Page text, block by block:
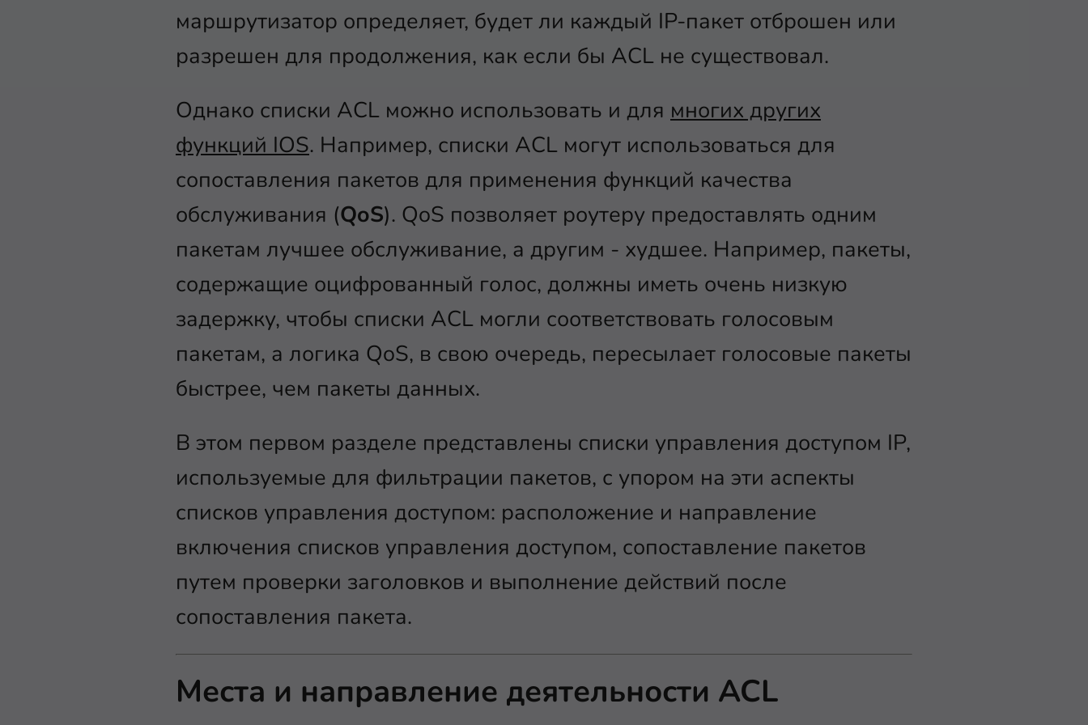
маршрутизатор определяет, будет ли каждый IP-пакет отброшен или
разрешен для продолжения, как если бы ACL не существовал.
Однако списки ACL можно использовать и для многих других
функций IOS. Например, списки ACL могут использоваться для
сопоставления пакетов для применения функций качества
обслуживания (QoS). QoS позволяет роутеру предоставлять одним
пакетам лучшее обслуживание, а другим - худшее. Например, пакеты,
содержащие оцифрованный голос, должны иметь очень низкую
задержку, чтобы списки ACL могли соответствовать голосовым
пакетам, а логика QoS, в свою очередь, пересылает голосовые пакеты
быстрее, чем пакеты данных.
В этом первом разделе представлены списки управления доступом IP,
используемые для фильтрации пакетов, с упором на эти аспекты
списков управления доступом: расположение и направление
включения списков управления доступом, сопоставление пакетов
путем проверки заголовков и выполнение действий после
сопоставления пакета.
Места и направление деятельности ACL